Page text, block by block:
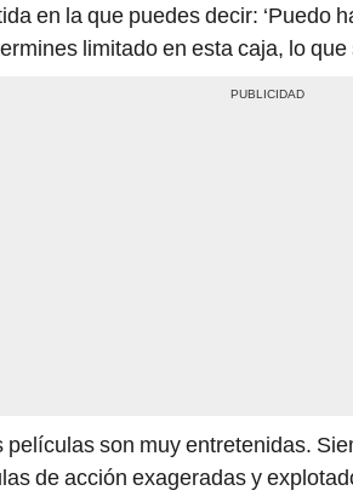
en la que puedes decir: ‘Puedo
limitado en esta caja, lo
películas son muy entretenidas.
de acción exageradas y